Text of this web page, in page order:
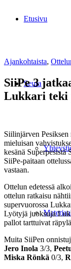
Etusivu
Seura
Ajankohtaista,
SiiPe 3
Lukkari teki
Siilinjärven Pesiksen
mieluisan
kesänä Superpesistä
SiiPe-paitaan
vastaan.
Ottelun edetessä
ottelun ratkaisu
supervuorossa
Lyötyjä juoksuja
pallot tarttuivat
Muita SiiPen
Jero Inola 3/3,
Miska Rönkä 0/3,